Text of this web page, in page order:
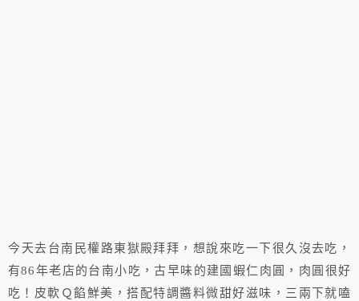
今天去台南民權路東獄殿拜拜，想說來吃一下很久沒去吃，
有86年老店的台南小吃，古早味的建國蝦仁肉圓，肉圓很好
吃！皮軟Ｑ餡鮮美，搭配特調醬料微甜好滋味，三兩下就嗑